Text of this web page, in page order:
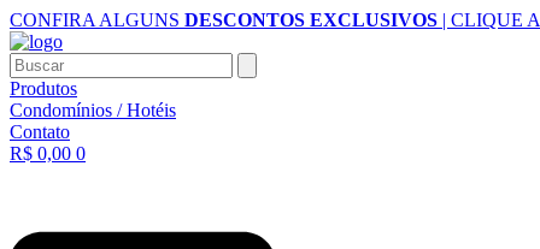
Ir
para
o
conteúdo
CONFIRA ALGUNS DESCONTOS EXCLUSIVOS | CLIQUE
Buscar
Produtos
Condomínios / Hotéis
Contato
R$ 0,00 0